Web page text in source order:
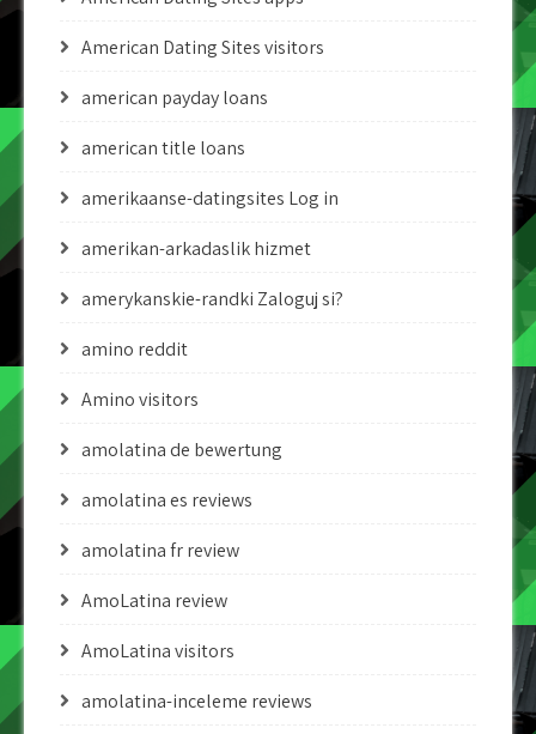
American Dating Sites visitors
american payday loans
american title loans
amerikaanse-datingsites Log in
amerikan-arkadaslik hizmet
amerykanskie-randki Zaloguj si?
amino reddit
Amino visitors
amolatina de bewertung
amolatina es reviews
amolatina fr review
AmoLatina review
AmoLatina visitors
amolatina-inceleme reviews